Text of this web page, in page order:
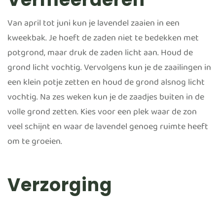
Van april tot juni kun je lavendel zaaien in een
kweekbak. Je hoeft de zaden niet te bedekken met
potgrond, maar druk de zaden licht aan. Houd de
grond licht vochtig. Vervolgens kun je de zaailingen in
een klein potje zetten en houd de grond alsnog licht
vochtig. Na zes weken kun je de zaadjes buiten in de
volle grond zetten. Kies voor een plek waar de zon
veel schijnt en waar de lavendel genoeg ruimte heeft
om te groeien.
Verzorging